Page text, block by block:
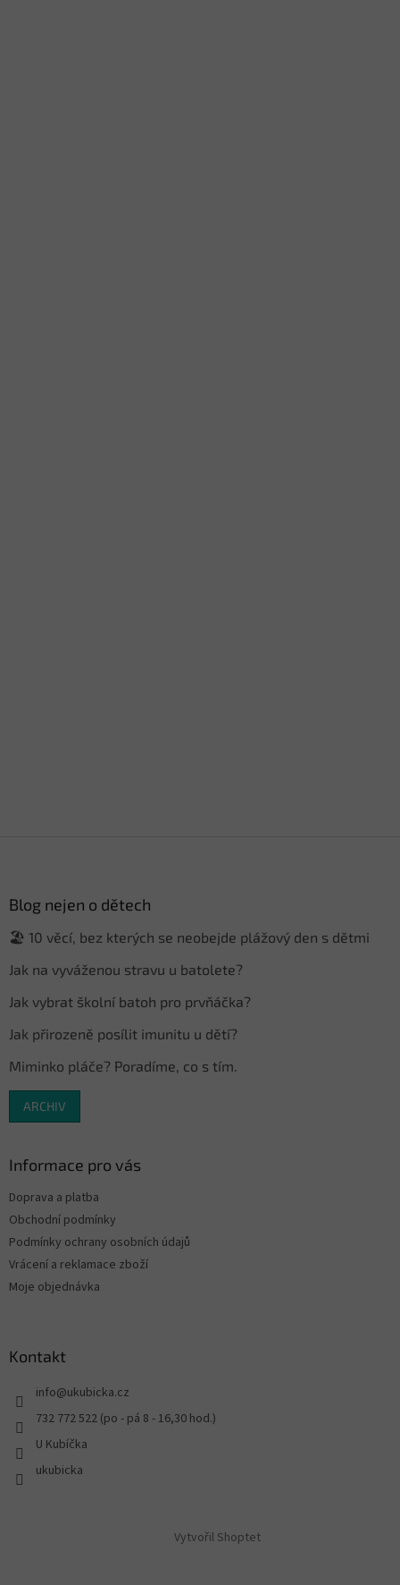
Blog nejen o dětech
🏖️ 10 věcí, bez kterých se neobejde plážový den s dětmi
Jak na vyváženou stravu u batolete?
Jak vybrat školní batoh pro prvňáčka?
Jak přirozeně posílit imunitu u dětí?
Miminko pláče? Poradíme, co s tím.
ARCHIV
Informace pro vás
Doprava a platba
Obchodní podmínky
Podmínky ochrany osobních údajů
Vrácení a reklamace zboží
Moje objednávka
Kontakt
info@ukubicka.cz
732 772 522 (po - pá 8 - 16,30 hod.)
U Kubíčka
ukubicka
Vytvořil Shoptet